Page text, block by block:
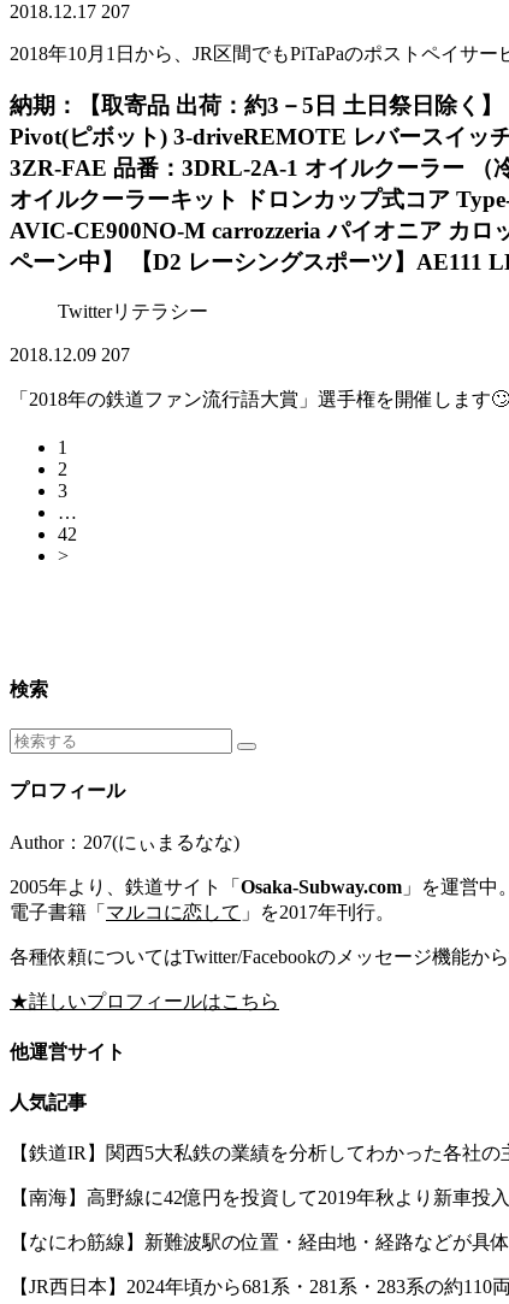
2018.12.17 207
2018年10月1日から、JR区間でもPiTaPaのポストペイサ
納期：【取寄品 出荷：約3－5日 土日祭日除く
Pivot(ピボット) 3-driveREMOTE レバースイッ
3ZR-FAE 品番：3DRL-2A-1 オイルクーラー （
オイルクーラーキット ドロンカップ式コア
AVIC-CE900NO-M carrozzeria パイオニア カ
ペーン中】 【D2 レーシングスポーツ】AE111
Twitterリテラシー
2018.12.09 207
「2018年の鉄道ファン流行語大賞」選手権を開催します
1
2
3
…
42
>
検索
プロフィール
Author：207(にぃまるなな)
2005年より、鉄道サイト「 Osaka-Subway.com 」を運営中
電子書籍「 マルコに恋して 」を2017年刊行。
各種依頼についてはTwitter/Facebookのメッセージ機能か
★詳しいプロフィールはこちら
他運営サイト
人気記事
【鉄道IR】関西5大私鉄の業績を分析してわかった各社の
【南海】高野線に42億円を投資して2019年秋より新車投
【なにわ筋線】新難波駅の位置・経由地・経路などが具
【JR西日本】2024年頃から681系・281系・283系の約110